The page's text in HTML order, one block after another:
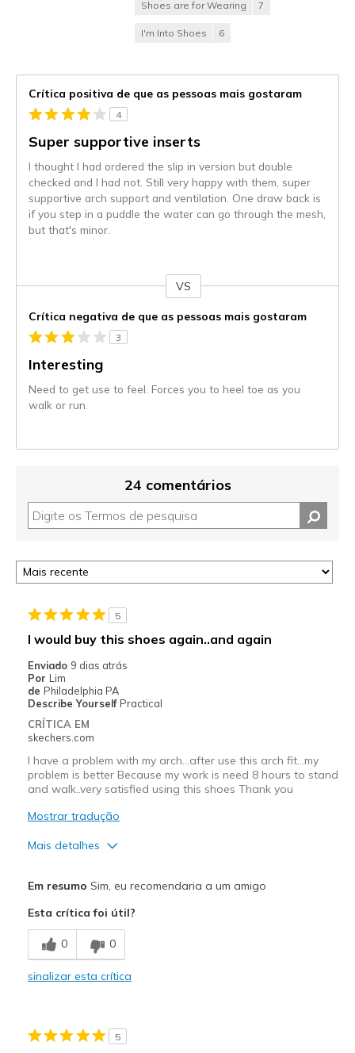
Shoes are for Wearing 7
I'm Into Shoes 6
Crítica positiva de que as pessoas mais gostaram
4
Super supportive inserts
I thought I had ordered the slip in version but double
checked and I had not. Still very happy with them, super
supportive arch support and ventilation. One draw back is
if you step in a puddle the water can go through the mesh,
but that's minor.
VS
Crítica negativa de que as pessoas mais gostaram
3
Interesting
Need to get use to feel. Forces you to heel toe as you
walk or run.
24 comentários
5
I would buy this shoes again..and again
Enviado 9 dias atrás
Por Lim
de Philadelphia PA
Describe Yourself Practical
CRÍTICA EM
skechers.com
I have a problem with my arch...after use this arch fit...my
problem is better Because my work is need 8 hours to stand
and walk..very satisfied using this shoes Thank you
Mostrar tradução
Mais detalhes
Breathe Well
Comfortable
Wear Out Quickly
Em resumo Sim, eu recomendaria a um amigo
Esta crítica foi útil?
0 0
sinalizar esta crítica
5